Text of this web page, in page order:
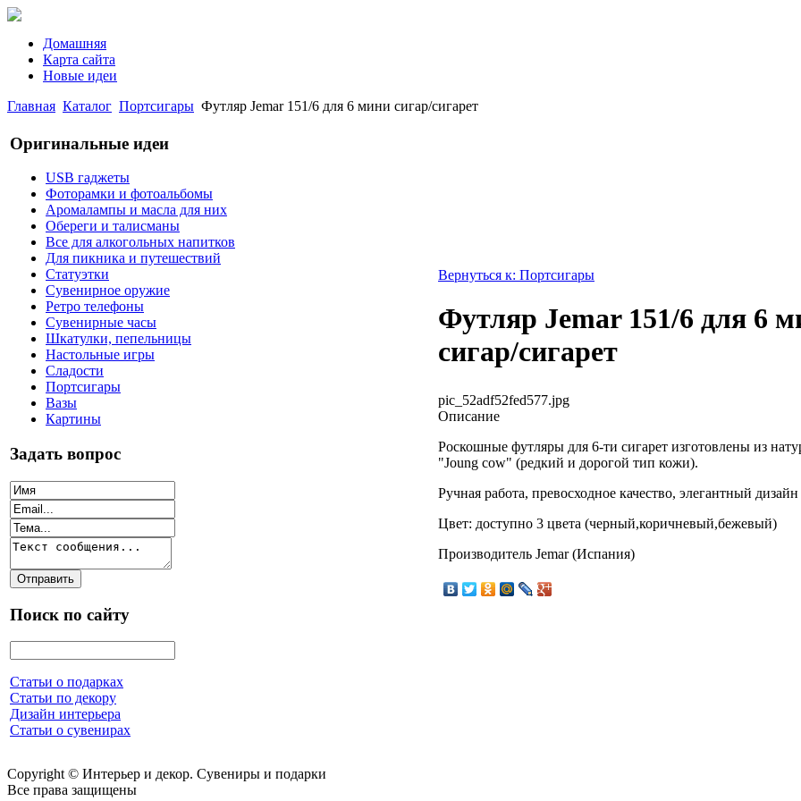
Домашняя
Карта сайта
Новые идеи
Главная Каталог Портсигары Футляр Jemar 151/6 для 6 мини сигар/сигарет
Оригинальные идеи
USB гаджеты
Фоторамки и фотоальбомы
Аромалампы и масла для них
Обереги и талисманы
Все для алкогольных напитков
Для пикника и путешествий
Статуэтки
Сувенирное оружие
Ретро телефоны
Сувенирные часы
Шкатулки, пепельницы
Настольные игры
Сладости
Портсигары
Вазы
Картины
Задать вопрос
Поиск по сайту
Статьи о подарках
Статьи по декору
Дизайн интерьера
Статьи о сувенирах
Вернуться к: Портсигары
Футляр Jemar 151/6 для 6
сигар/сигарет
pic_52adf52fed577.jpg
Описание
Роскошные футляры для 6-ти сигарет изготовлены из
"Joung cow" (редкий и дорогой тип кожи).
Ручная работа, превосходное качество, элегантный дизайн
Цвет: доступно 3 цвета (черный,коричневый,бежевый)
Производитель Jemar (Испания)
Copyright © Интерьер и декор. Сувениры и подарки
Все права защищены